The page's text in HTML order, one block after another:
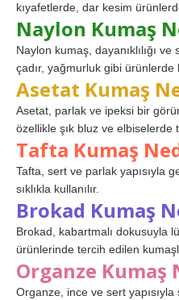
kıyafetlerde, dar kesim
Naylon Kumaş
Naylon kumaş, dayanıklılığı ve
çadır, yağmurluk gibi ürünlerde
Asetat Kumaş
Asetat, parlak ve ipeksi bir
özellikle şık bluz ve elbiselerde
Tafta Kumaş
Tafta, sert ve parlak yapısıyla
sıklıkla kullanılır.
Brokad Kumaş
Brokad, kabartmalı dokusuyla
ürünlerinde tercih edilen
Organze Kumaş
Organze, ince ve sert